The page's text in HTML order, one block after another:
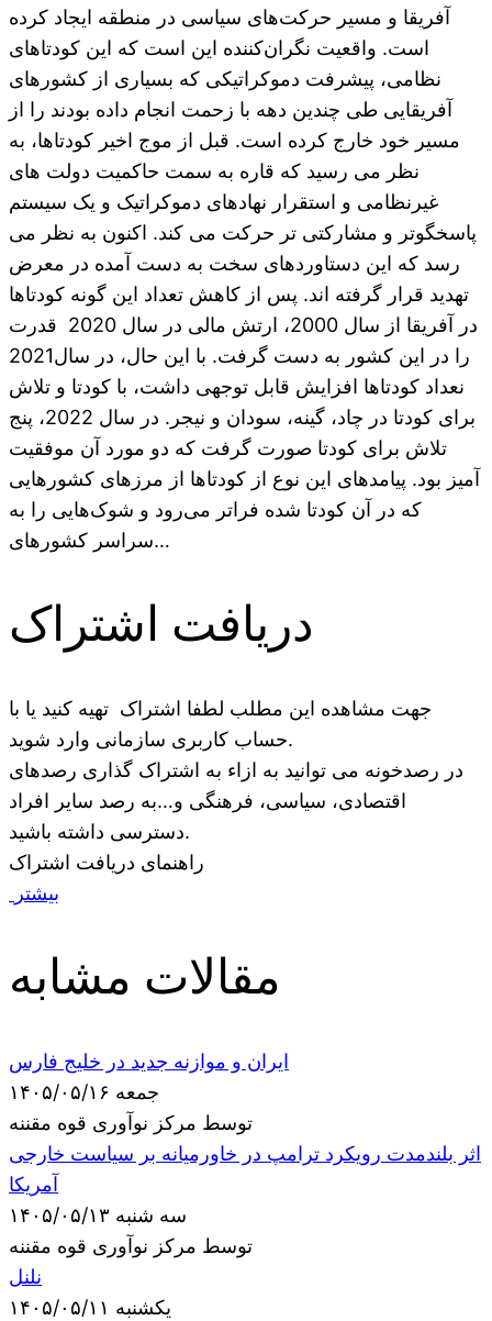
آفریقا و مسیر حرکت‌های سیاسی در منطقه ایجاد کرده
است. واقعیت نگران‌کننده این است که این کودتاهای
نظامی، پیشرفت دموکراتیکی که بسیاری از کشورهای
آفریقایی طی چندین دهه با زحمت انجام داده بودند را از
مسیر خود خارج کرده است. قبل از موج اخیر کودتاها، به
نظر می رسید که قاره به سمت حاکمیت دولت های
غیرنظامی و استقرار نهادهای دموکراتیک و یک سیستم
پاسخگوتر و مشارکتی تر حرکت می کند. اکنون به نظر می
رسد که این دستاوردهای سخت به دست آمده در معرض
تهدید قرار گرفته اند. پس از کاهش تعداد این گونه کودتاها
در آفریقا از سال 2000، ارتش مالی در سال 2020 قدرت
را در این کشور به دست گرفت. با این حال، در سال2021
نعداد کودتاها افزایش قابل توجهی داشت، با کودتا و تلاش
برای کودتا در چاد، گینه، سودان و نیجر. در سال 2022، پنج
تلاش برای کودتا صورت گرفت که دو مورد آن موفقیت
آمیز بود. پیامدهای این نوع از کودتاها از مرزهای کشورهایی
که در آن کودتا شده فراتر می‌رود و شوک‌هایی را به
سراسر کشورهای…
دریافت اشتراک
جهت مشاهده این مطلب لطفا اشتراک تهیه کنید یا با
حساب کاربری سازمانی وارد شوید.
در رصدخونه می توانید به ازاء به اشتراک گذاری رصدهای
اقتصادی، سیاسی، فرهنگی و…به رصد سایر افراد
دسترسی داشته باشید.
راهنمای دریافت اشتراک
بیشتر
مقالات مشابه
ایران و موازنه جدید در خلیج فارس
جمعه ۱۴۰۵/۰۵/۱۶
توسط مرکز نوآوری قوه مقننه
اثر بلندمدت رویکرد ترامپ در خاورمیانه بر سیاست خارجی
آمریکا
سه شنبه ۱۴۰۵/۰۵/۱۳
توسط مرکز نوآوری قوه مقننه
نلنل
یکشنبه ۱۴۰۵/۰۵/۱۱